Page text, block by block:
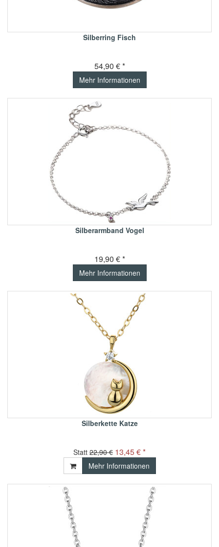
Silberring Fisch
54,90 € *
Mehr Informationen
Silberarmband Vogel
19,90 € *
Mehr Informationen
Silberkette Katze
Statt 22,90 € 13,45 € *
Mehr Informationen